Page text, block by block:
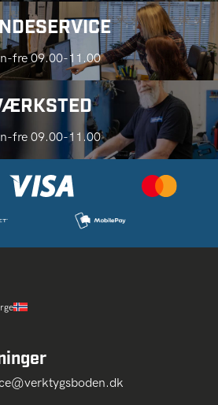
fre 09.00-11.00
fre 09.00-11.00